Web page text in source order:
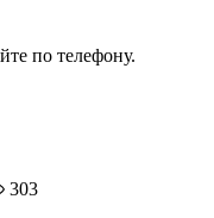
по телефону.
303